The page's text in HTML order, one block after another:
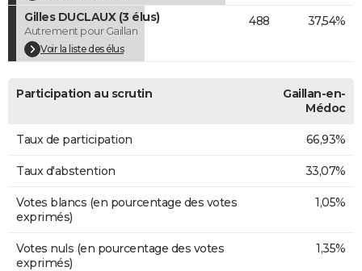
FORUM
Bricolage
Lifestyle
Culture
Sport
Auto
Television
Voyage
Cinema
Gilles DUCLAUX (3 élus)
Autrement pour Gaillan
Voir la liste des élus
488 37,54%
Participation au scrutin
Gaillan-en-
Médoc
Taux de participation 66,93%
Taux d'abstention 33,07%
Votes blancs (en pourcentage des votes
exprimés)
1,05%
Votes nuls (en pourcentage des votes
exprimés)
1,35%